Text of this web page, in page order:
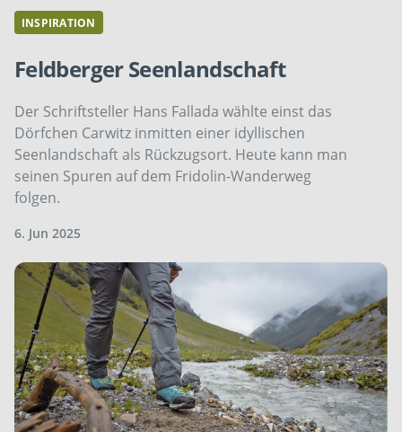
INSPIRATION
Feldberger Seenlandschaft
Der Schriftsteller Hans Fallada wählte einst das
Dörfchen Carwitz inmitten einer idyllischen
Seenlandschaft als Rückzugsort. Heute kann man
seinen Spuren auf dem Fridolin-Wanderweg
folgen.
6. Jun 2025